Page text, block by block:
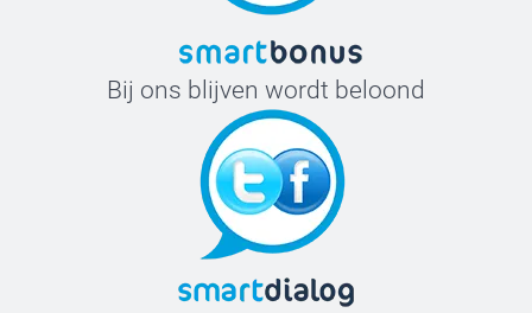
Bij ons blijven wordt beloond